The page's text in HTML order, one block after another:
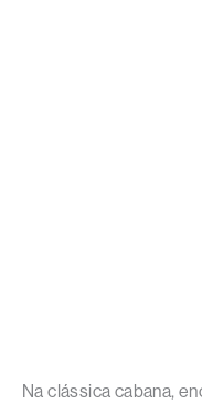
Na clássica cabana,